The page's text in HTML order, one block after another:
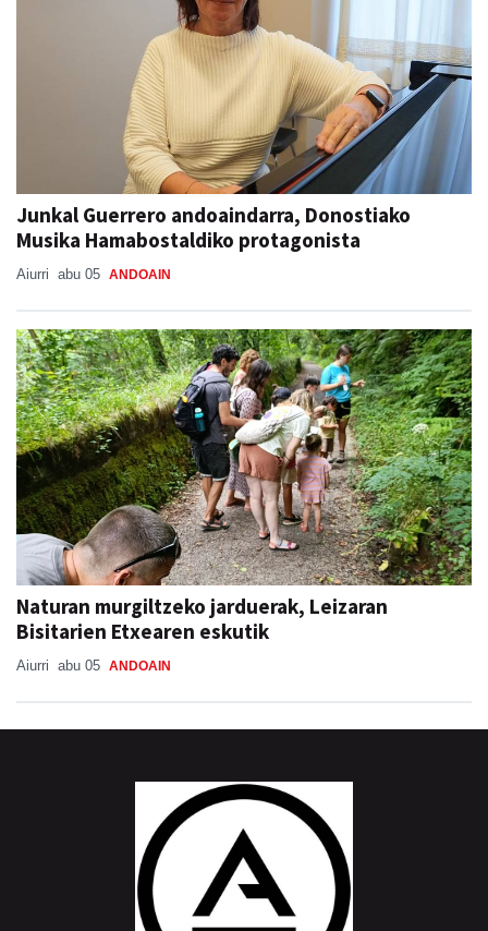
Junkal Guerrero andoaindarra, Donostiako
Musika Hamabostaldiko protagonista
Aiurri abu 05 ANDOAIN
Naturan murgiltzeko jarduerak, Leizaran
Bisitarien Etxearen eskutik
Aiurri abu 05 ANDOAIN